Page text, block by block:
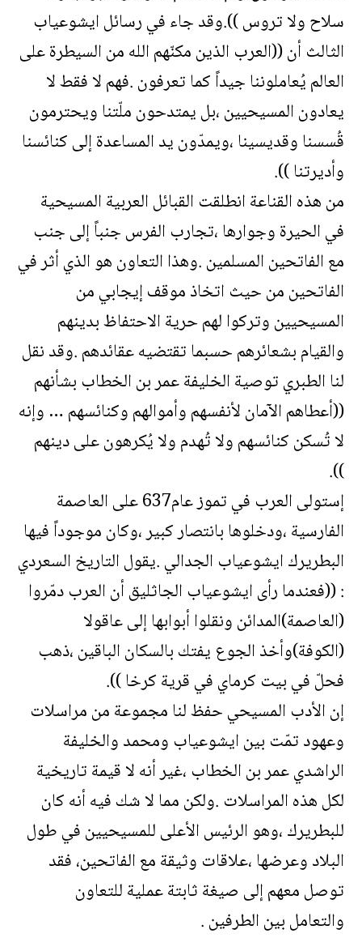
سلاح ولا تروس )).وقد جاء في رسائل ايشوعياب
الثالث أن ((العرب الذين مكنّهم الله من السيطرة على
العالم يُعاملوننا جيداً كما تعرفون .فهم لا فقط لا
يعادون المسيحيين ،بل يمتدحون ملّتنا ويحترمون
قُسسنا وقديسينا ،ويمدّون يد المساعدة إلى كنائسنا
وأديرتنا )).
من هذه القناعة انطلقت القبائل العربية المسيحية
في الحيرة وجوارها ،تجارب الفرس جنباً إلى جنب
مع الفاتحين المسلمين .وهذا التعاون هو الذي أثر في
الفاتحين من حيث اتخاذ موقف إيجابي من
المسيحيين وتركوا لهم حرية الاحتفاظ بدينهم
والقيام بشعائرهم حسبما تقتضيه عقائدهم .وقد نقل
لنا الطبري توصية الخليفة عمر بن الخطاب بشأنهم
((أعطاهم الآمان لأنفسهم وأموالهم وكنائسهم … وإنه
لا تُسكن كنائسهم ولا تُهدم ولا يُكرهون على دينهم
)).
إستولى العرب في تموز عام637 على العاصمة
الفارسية ،ودخلوها بانتصار كبير ،وكان موجوداً فيها
البطريرك ايشوعياب الجدالي .يقول التاريخ السعردي
: ((فعندما رأى ايشوعياب الجاثليق أن العرب دمّروا
(العاصمة)المدائن ونقلوا أبوابها إلى عاقولا
(الكوفة)وأخذ الجوع يفتك بالسكان الباقين ،ذهب
فحلّ في بيت كرماي في قرية كرخا )).
إن الأدب المسيحي حفظ لنا مجموعة من مراسلات
وعهود تمّت بين ايشوعياب ومحمد والخليفة
الراشدي عمر بن الخطاب ،غير أنه لا قيمة تاريخية
لكل هذه المراسلات .ولكن مما لا شك فيه أنه كان
للبطريرك ،وهو الرئيس الأعلى للمسيحيين في طول
البلاد وعرضها ،علاقات وثيقة مع الفاتحين، فقد
توصل معهم إلى صيغة ثابتة عملية للتعاون
والتعامل بين الطرفين .